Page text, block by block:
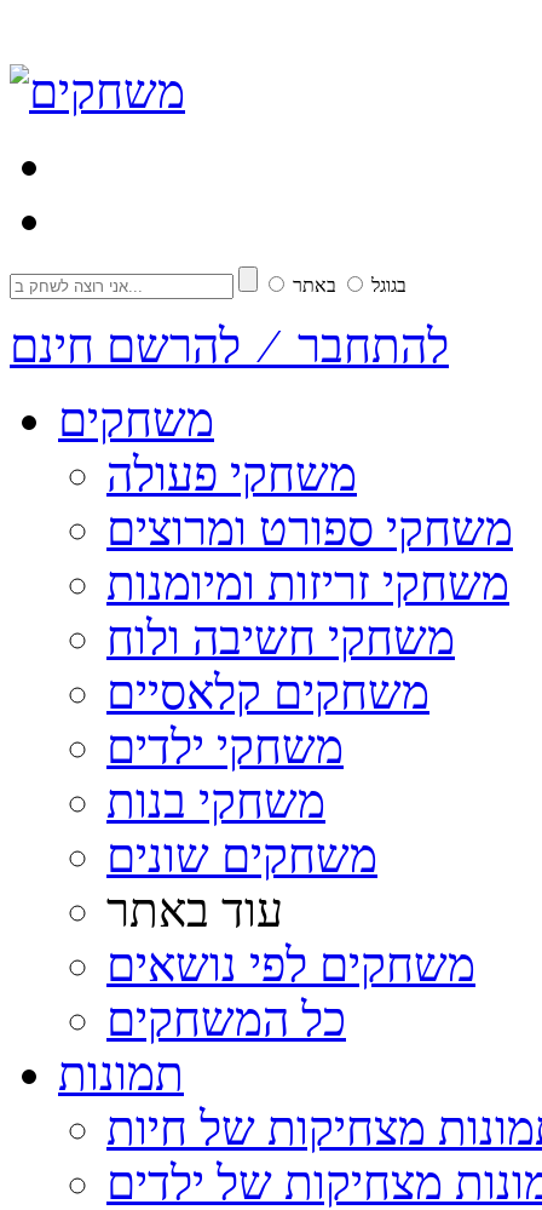
בגוגל באתר
להתחבר ⁄ להרשם חינם
משחקים
משחקי פעולה
משחקי ספורט ומרוצים
משחקי זריזות ומיומנות
משחקי חשיבה ולוח
משחקים קלאסיים
משחקי ילדים
משחקי בנות
משחקים שונים
עוד באתר
משחקים לפי נושאים
כל המשחקים
תמונות
מצחיקות של חיות
מצחיקות של ילדים